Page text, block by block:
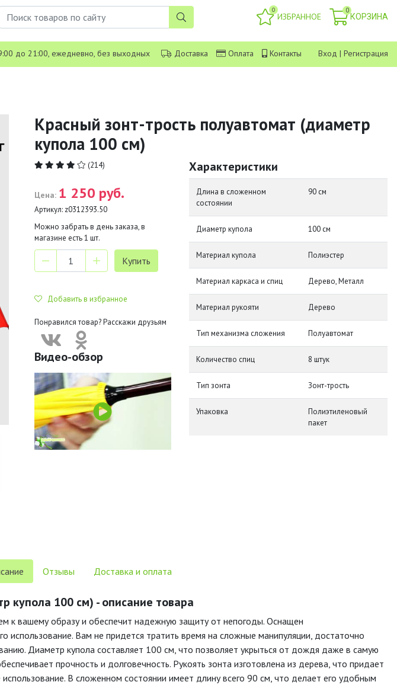
0
ИЗБРАННОЕ
0
КОРЗИНА
до 21:00, ежедневно, без выходных Доставка Оплата Контакты Вход | Регистрация
Красный зонт-трость полуавтомат (диаметр
купола 100 см)
(214)
Цена: 1 250 руб.
Артикул: z0312393.50
Можно забрать в день заказа, в
магазине есть1 шт.
Добавить в избранное
Понравился товар? Расскажи друзьям
Видео-обзор
Характеристики
Длина в сложенном
состоянии
90 см
Диаметр купола 100 см
Материал купола Полиэстер
Материал каркаса и спиц Дерево, Металл
Материал рукояти Дерево
Тип механизма сложения Полуавтомат
Количество спиц 8 штук
Тип зонта Зонт-трость
Упаковка
Полиэтиленовый
пакет
Отзывы Доставка и оплата
купола 100 см) - описание товара
к вашему образу и обеспечит надежную защиту от непогоды. Оснащен
использование. Вам не придется тратить время на сложные манипуляции, достаточно
Диаметр купола составляет 100 см, что позволяет укрыться от дождя даже в самую
прочность и долговечность. Рукоять зонта изготовлена из дерева, что придает
В сложенном состоянии имеет длину всего 90 см, что делает его удобным